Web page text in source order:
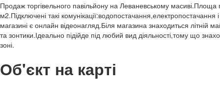
Продаж торгівельного павільйону на Леваневському
м2.Підключені такі
магазині є онлайн відеонагляд.Біля магазина знаходиться літній
та зонтики.Ідеально підійде під любий вид діяльності,тому що
зоні.
Об'єкт на карті